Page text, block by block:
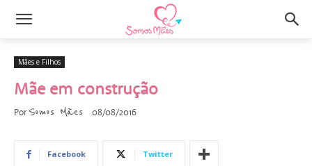
Mães e Filhos
Mãe em construção
Por Somos Mães 08/08/2016
Facebook Twitter